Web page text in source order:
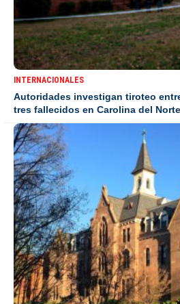
INTERNACIONALES
Autoridades investigan tiroteo
tres fallecidos en Carolina del Norte